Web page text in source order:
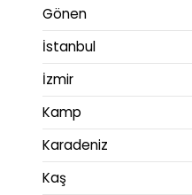
Gönen
İstanbul
İzmir
Kamp
Karadeniz
Kaş